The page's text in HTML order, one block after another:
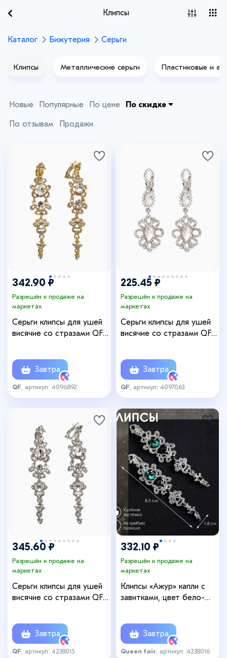
Клипсы
Каталог Бижутерия Серьги
Клипсы Металлические серьги Пластиковые и
Новые Популярные По цене По скидке
По отзывам Продажи
342.90 ₽
Разрешён к продаже на
маркетах
Серьги клипсы для ушей
висячие со стразами QF
Завтра
QF , артикул: 4096892
225.45 ₽
Разрешён к продаже на
маркетах
Серьги клипсы для ушей
висячие со стразами QF
Завтра
QF , артикул: 4097063
345.60 ₽
Разрешён к продаже на
маркетах
Серьги клипсы для ушей
висячие со стразами QF
Завтра
QF , артикул: 4238015
332.10 ₽
Разрешён к продаже на
маркетах
Клипсы «Ажур» капли с
завитками, цвет бело-
Завтра
Queen fair , артикул: 4238016